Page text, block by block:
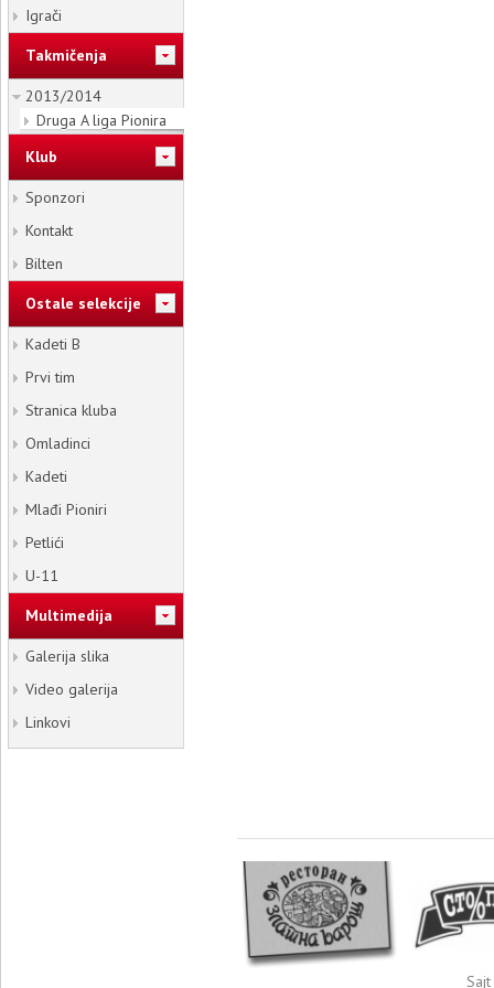
Igrači
Takmičenja
2013/2014
Druga A liga Pionira
Klub
Sponzori
Kontakt
Bilten
Ostale selekcije
Kadeti B
Prvi tim
Stranica kluba
Omladinci
Kadeti
Mlađi Pioniri
Petlići
U-11
Multimedija
Galerija slika
Video galerija
Linkovi